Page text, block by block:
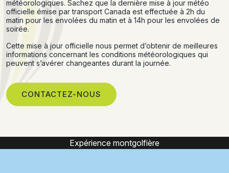
météorologiques. Sachez que la dernière mise à jour météo
officielle émise par transport Canada est effectuée à 2h du
matin pour les envolées du matin et à 14h pour les envolées de
soirée.
Cette mise à jour officielle nous permet d’obtenir de meilleures
informations concernant les conditions météorologiques qui
peuvent s’avérer changeantes durant la journée.
CONTACTEZ-NOUS
Montgolfière